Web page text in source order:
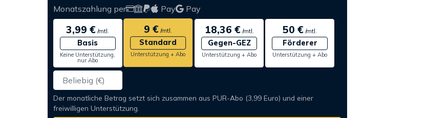
Monatszahlung per Pay Pay
3,99 € /mtl.
Basis
Keine Unterstützung,
nur Abo
9 € /mtl.
Standard
Unterstützung + Abo
18,36 €/mtl.
Gegen-GEZ
Unterstützung + Abo
50 € /mtl.
Förderer
Unterstützung + Abo
Der monatliche Betrag setzt sich zusammen aus PUR-Abo (3,99 Euro) und einer
freiwilligen Unterstützung.